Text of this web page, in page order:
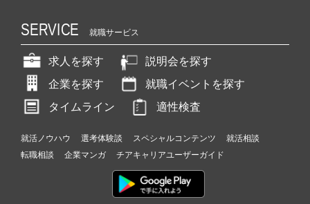
SERVICE 就職サービス
求人を探す
説明会を探す
企業を探す
就職イベントを探す
タイムライン
適性検査
就活ノウハウ 選考体験談 スペシャルコンテンツ
就活相談
転職相談
企業マンガ チアキャリアユーザーガイド